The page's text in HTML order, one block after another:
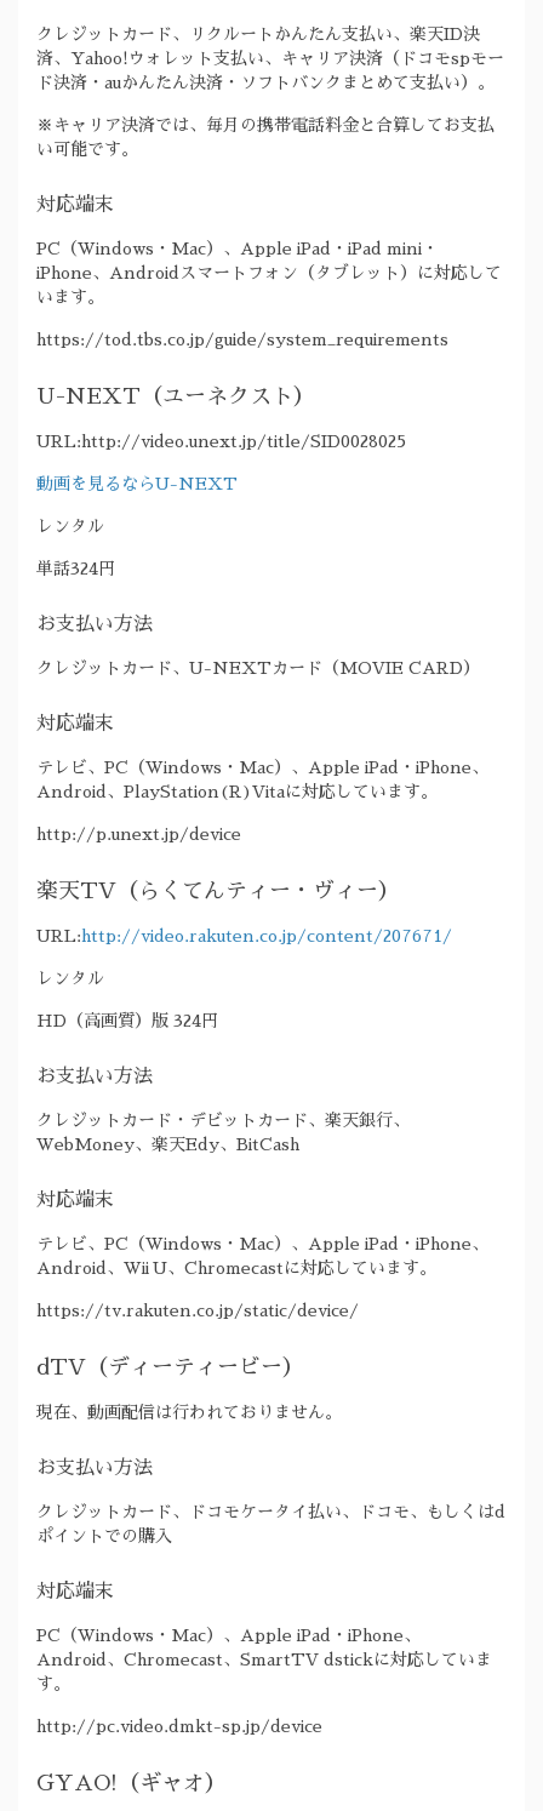
クレジットカード、リクルートかんたん支払い、楽天ID決
済、Yahoo!ウォレット支払い、キャリア決済（ドコモspモー
ド決済・auかんたん決済・ソフトバンクまとめて支払い）。
※キャリア決済では、毎月の携帯電話料金と合算してお支払
い可能です。
対応端末
PC（Windows・Mac）、Apple iPad・iPad mini・
iPhone、Androidスマートフォン（タブレット）に対応して
います。
https://tod.tbs.co.jp/guide/system_requirements
U-NEXT（ユーネクスト）
URL:http://video.unext.jp/title/SID0028025
動画を見るならU-NEXT
レンタル
単話324円
お支払い方法
クレジットカード、U-NEXTカード（MOVIE CARD）
対応端末
テレビ、PC（Windows・Mac）、Apple iPad・iPhone、
Android、PlayStation(R)Vitaに対応しています。
http://p.unext.jp/device
楽天TV（らくてんティー・ヴィー）
URL: http://video.rakuten.co.jp/content/207671/
レンタル
HD（高画質）版 324円
お支払い方法
クレジットカード・デビットカード、楽天銀行、
WebMoney、楽天Edy、BitCash
対応端末
テレビ、PC（Windows・Mac）、Apple iPad・iPhone、
Android、Wii U、Chromecastに対応しています。
https://tv.rakuten.co.jp/static/device/
dTV（ディーティービー）
現在、動画配信は行われておりません。
お支払い方法
クレジットカード、ドコモケータイ払い、ドコモ、もしくはd
ポイントでの購入
対応端末
PC（Windows・Mac）、Apple iPad・iPhone、
Android、Chromecast、SmartTV dstickに対応していま
す。
http://pc.video.dmkt-sp.jp/device
GYAO!（ギャオ）